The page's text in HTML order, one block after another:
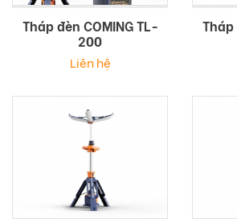
Tháp đèn COMING TL-
200
Liên hệ
Tháp